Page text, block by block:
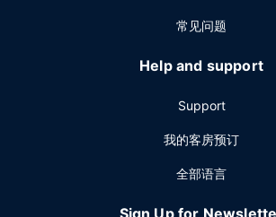
常见问题
Help and support
Support
我的客房预订
全部语言
Sign Up for